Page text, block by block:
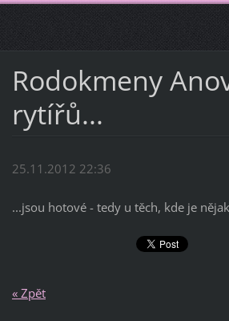
Rodokmeny
rytířů...
25.11.2012 22:36
...jsou hotové - tedy u těch, kde je
« Zpět